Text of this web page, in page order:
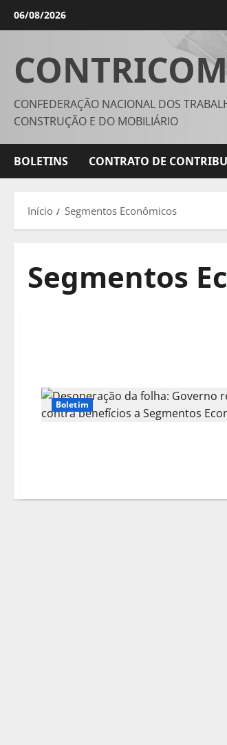
conteúdo
06/08/2026
CONTRICOM
CONFEDERAÇÃO NACIONAL DOS
CONSTRUÇÃO E DO MOBILIÁRIO
BOLETINS CONTRATO DE
Início Segmentos Econômicos
Segmentos
Boletim